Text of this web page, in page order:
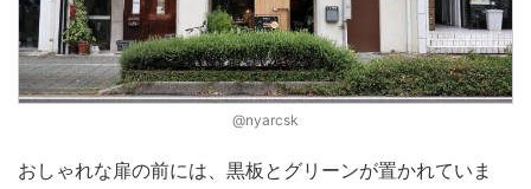
@nyarcsk
おしゃれな扉の前には、黒板とグリーンが置かれていま